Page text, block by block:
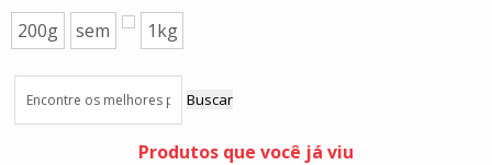
200g sem 1kg
Buscar
Produtos que você já viu